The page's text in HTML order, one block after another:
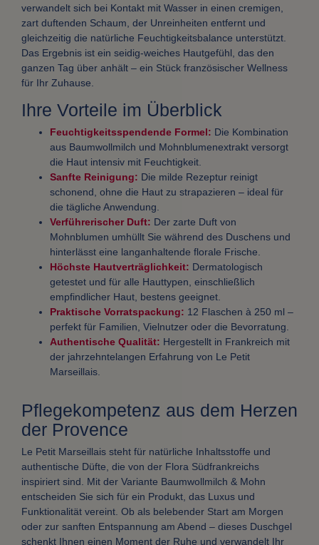
verwandelt sich bei Kontakt mit Wasser in einen cremigen,
zart duftenden Schaum, der Unreinheiten entfernt und
gleichzeitig die natürliche Feuchtigkeitsbalance unterstützt.
Das Ergebnis ist ein seidig-weiches Hautgefühl, das den
ganzen Tag über anhält – ein Stück französischer Wellness
für Ihr Zuhause.
Ihre Vorteile im Überblick
Feuchtigkeitsspendende Formel: Die Kombination
aus Baumwollmilch und Mohnblumenextrakt versorgt
die Haut intensiv mit Feuchtigkeit.
Sanfte Reinigung: Die milde Rezeptur reinigt
schonend, ohne die Haut zu strapazieren – ideal für
die tägliche Anwendung.
Verführerischer Duft: Der zarte Duft von
Mohnblumen umhüllt Sie während des Duschens und
hinterlässt eine langanhaltende florale Frische.
Höchste Hautverträglichkeit: Dermatologisch
getestet und für alle Hauttypen, einschließlich
empfindlicher Haut, bestens geeignet.
Praktische Vorratspackung: 12 Flaschen à 250 ml –
perfekt für Familien, Vielnutzer oder die Bevorratung.
Authentische Qualität: Hergestellt in Frankreich mit
der jahrzehntelangen Erfahrung von Le Petit
Marseillais.
Pflegekompetenz aus dem Herzen
der Provence
Le Petit Marseillais steht für natürliche Inhaltsstoffe und
authentische Düfte, die von der Flora Südfrankreichs
inspiriert sind. Mit der Variante Baumwollmilch & Mohn
entscheiden Sie sich für ein Produkt, das Luxus und
Funktionalität vereint. Ob als belebender Start am Morgen
oder zur sanften Entspannung am Abend – dieses Duschgel
schenkt Ihnen einen Moment der Ruhe und verwandelt Ihr